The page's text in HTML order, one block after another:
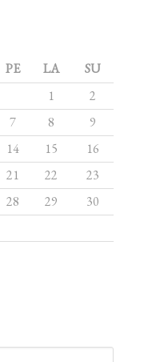
PE LA
SU
1
2
7 8
9
14 15
16
21 22
23
28 29
30